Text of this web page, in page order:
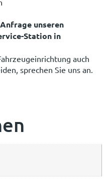
unseren
Station in
auch
sprechen Sie uns an.